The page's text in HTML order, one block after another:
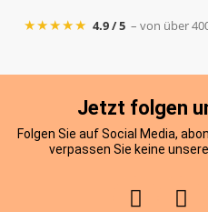
★★★★★ 4.9 / 5 – von über
Jetzt folgen
Folgen Sie auf Social Media,
verpassen Sie keine